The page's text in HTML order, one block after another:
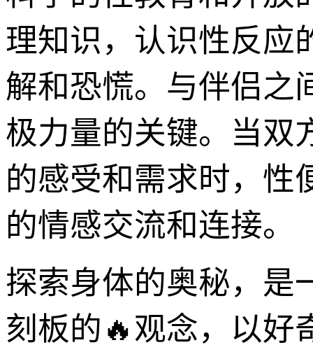
理知识，认识性反应
解和恐慌。与伴侣之
极力量的关键。当双
的感受和需求时，性
的情感交流和连接。
探索身体的奥秘，是
刻板的🔥观念，以好